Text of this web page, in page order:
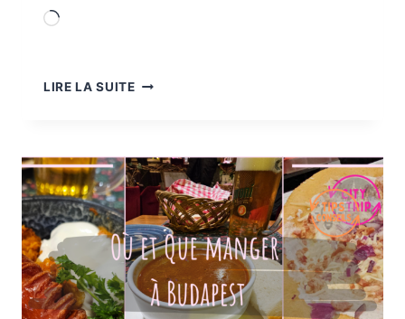
Chargement…
LIRE LA SUITEPARTENAIRES
EN
VOYAGE